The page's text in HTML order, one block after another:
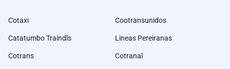
Cotaxi Cootransunidos
Catatumbo Traindls Lineas Pereiranas
Cotrans Cotranal